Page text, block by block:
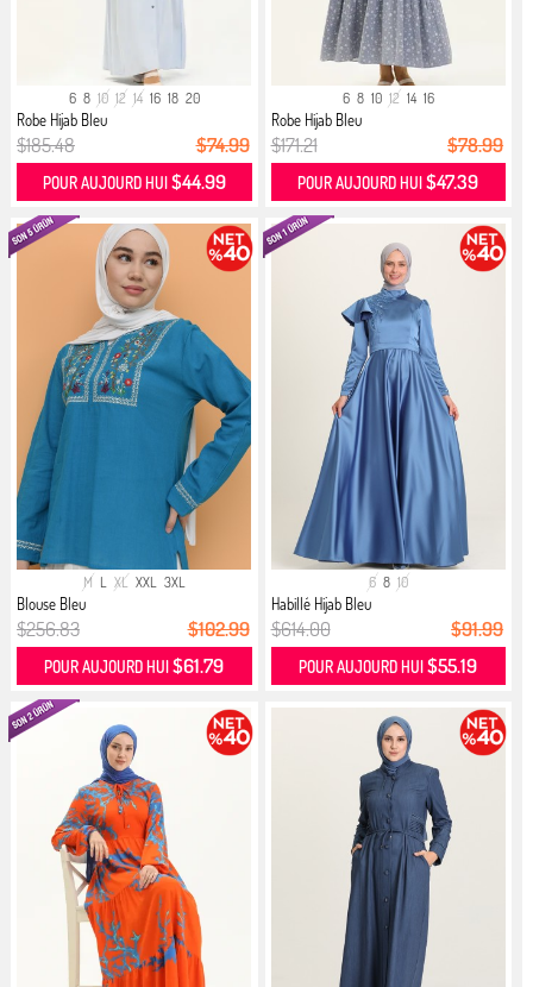
6 8 10 12 14 16 18 20
Robe Hijab Bleu
$185.48 $74.99
POUR AUJOURD HUI $44.99
6 8 10 12 14 16
Robe Hijab Bleu
$171.21 $78.99
POUR AUJOURD HUI$47.39
M L XL XXL 3XL
Blouse Bleu
$256.83 $102.99
POUR AUJOURD HUI$61.79
6 8 10
Habillé Hijab Bleu
$614.00 $91.99
POUR AUJOURD HUI$55.19